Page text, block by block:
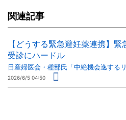
関連記事
【どうする緊急避妊薬連携】
受診にハードル
日産婦医会・種部氏「中絶機会逸するリ
2026/6/5 04:50